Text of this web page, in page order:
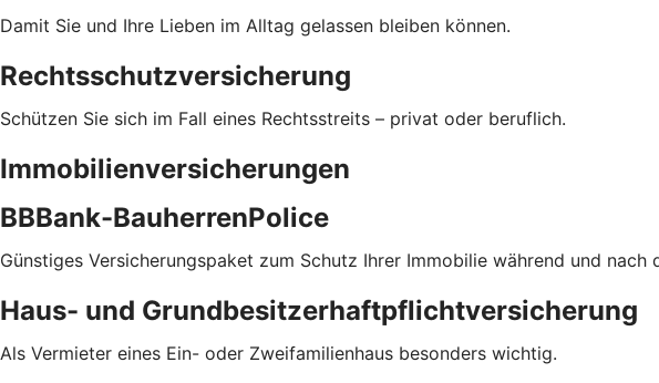
Damit Sie und Ihre Lieben im Alltag gelassen bleiben können.
Rechtsschutzversicherung
Schützen Sie sich im Fall eines Rechtsstreits – privat oder beruflich.
Immobilienversicherungen
BBBank-BauherrenPolice
Günstiges Versicherungspaket zum Schutz Ihrer Immobilie während und nach
Haus- und Grundbesitzerhaftpflichtversicherung
Als Vermieter eines Ein- oder Zweifamilienhaus besonders wichtig.